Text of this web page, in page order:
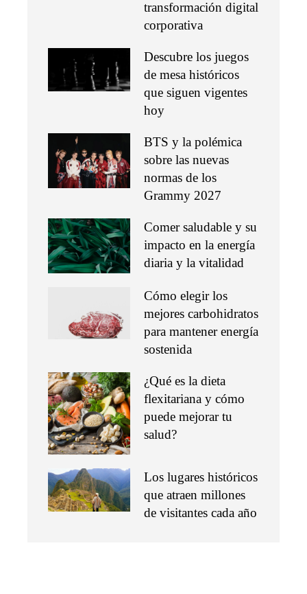
transformación digital
corporativa
Descubre los juegos
de mesa históricos
que siguen vigentes
hoy
BTS y la polémica
sobre las nuevas
normas de los
Grammy 2027
Comer saludable y su
impacto en la energía
diaria y la vitalidad
Cómo elegir los
mejores carbohidratos
para mantener energía
sostenida
¿Qué es la dieta
flexitariana y cómo
puede mejorar tu
salud?
Los lugares históricos
que atraen millones
de visitantes cada año